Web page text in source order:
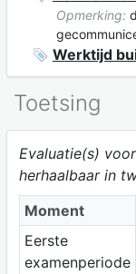
Opmerking:
Werktijd
Toetsing
Evaluatie(s)
herhaalbaar in
Moment
Eerste
examenperiode